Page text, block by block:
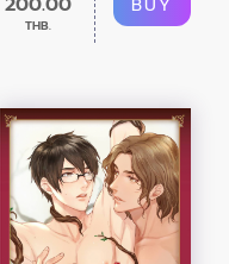
THB.
BUY